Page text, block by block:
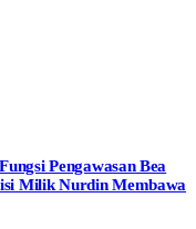
Pengawasan Bea
Milik Nurdin Membawa